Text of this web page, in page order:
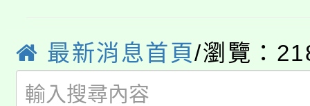
生本土語及新住民語歌
公告本校115學年度第
代理(課)教師甄選結果(
公告本校115學年度第
最新消息首頁/瀏覽：